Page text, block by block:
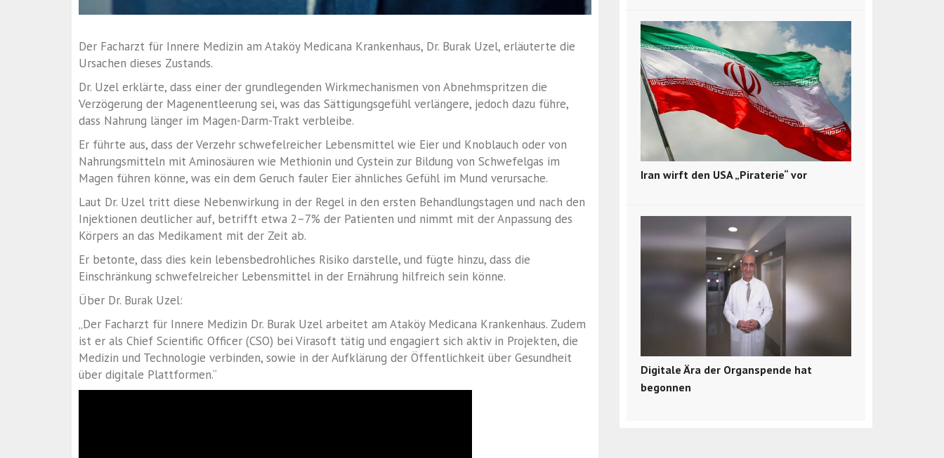
Der Facharzt für Innere Medizin am Ataköy Medicana Krankenhaus, Dr. Burak Uzel, erläuterte die
Ursachen dieses Zustands.
Dr. Uzel erklärte, dass einer der grundlegenden Wirkmechanismen von Abnehmspritzen die
Verzögerung der Magenentleerung sei, was das Sättigungsgefühl verlängere, jedoch dazu führe,
dass Nahrung länger im Magen-Darm-Trakt verbleibe.
Er führte aus, dass der Verzehr schwefelreicher Lebensmittel wie Eier und Knoblauch oder von
Nahrungsmitteln mit Aminosäuren wie Methionin und Cystein zur Bildung von Schwefelgas im
Magen führen könne, was ein dem Geruch fauler Eier ähnliches Gefühl im Mund verursache.
Laut Dr. Uzel tritt diese Nebenwirkung in der Regel in den ersten Behandlungstagen und nach den
Injektionen deutlicher auf, betrifft etwa 2–7% der Patienten und nimmt mit der Anpassung des
Körpers an das Medikament mit der Zeit ab.
Er betonte, dass dies kein lebensbedrohliches Risiko darstelle, und fügte hinzu, dass die
Einschränkung schwefelreicher Lebensmittel in der Ernährung hilfreich sein könne.
Über Dr. Burak Uzel:
„Der Facharzt für Innere Medizin Dr. Burak Uzel arbeitet am Ataköy Medicana Krankenhaus. Zudem
ist er als Chief Scientific Officer (CSO) bei Virasoft tätig und engagiert sich aktiv in Projekten, die
Medizin und Technologie verbinden, sowie in der Aufklärung der Öffentlichkeit über Gesundheit
über digitale Plattformen.“
Iran wirft den USA „Piraterie“ vor
Digitale Ära der Organspende hat
begonnen